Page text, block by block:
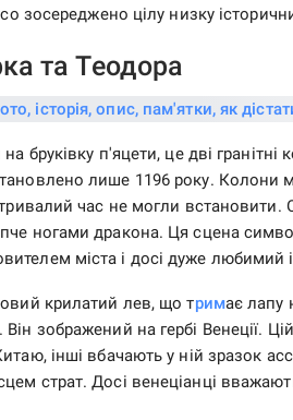
зосереджено цілу низку
та Теодора
бруківку п'яцети, це дві
лише 1196 року. Колони
час не могли
ногами дракона. Ця сцена
міста і досі дуже любимий
крилатий лев, що тримає лапу
зображений на гербі Венеції.
інші вбачають у ній зразок
страт. Досі венеціанці